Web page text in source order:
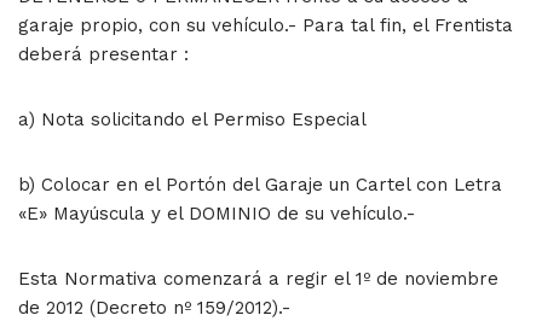
garaje propio, con su vehículo.- Para tal fin, el Frentista
deberá presentar :
a) Nota solicitando el Permiso Especial
b) Colocar en el Portón del Garaje un Cartel con Letra
«E» Mayúscula y el DOMINIO de su vehículo.-
Esta Normativa comenzará a regir el 1º de noviembre
de 2012 (Decreto nº 159/2012).-